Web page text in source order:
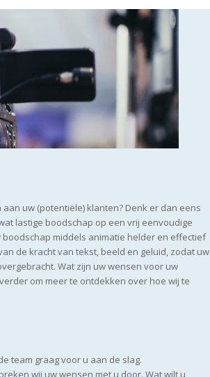
uw (potentiële) klanten? Denk er dan eens
lastige boodschap op een vrij eenvoudige
middels animatie helder en effectief
de kracht van tekst, beeld en geluid, zodat uw
Wat zijn uw wensen voor uw
om meer te ontdekken over hoe wij te
team graag voor u aan de slag.
wij uw wensen met u door. Wat wilt u